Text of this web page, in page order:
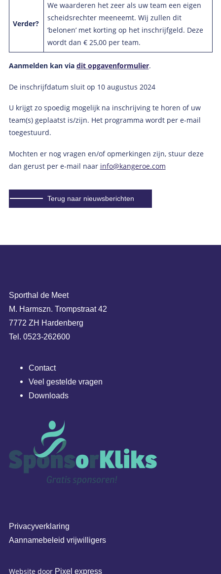
Verder?
We waarderen het zeer als uw team een eigen
scheidsrechter meeneemt. Wij zullen dit
‘belonen’ met korting op het inschrijfgeld. Deze
wordt dan € 25,00 per team.
Aanmelden kan via dit opgavenformulier.
De inschrijfdatum sluit op 10 augustus 2024
U krijgt zo spoedig mogelijk na inschrijving te horen of uw
team(s) geplaatst is/zijn. Het programma wordt per e-mail
toegestuurd.
Mochten er nog vragen en/of opmerkingen zijn, stuur deze
dan gerust per e-mail naar info@kangeroe.com
Terug naar nieuwsberichten
Sporthal de Meet
M. Harmszn. Trompstraat 42
7772 ZH Hardenberg
Tel. 0523-262600
Contact
Veel gestelde vragen
Downloads
Privacyverklaring
Aannamebeleid vrijwilligers
Website door Pixel express